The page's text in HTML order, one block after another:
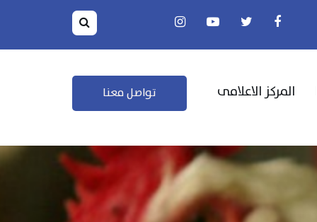
المركز الاعلامى تواصل معنا